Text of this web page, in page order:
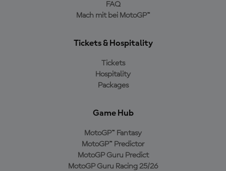
FAQ
Mach mit bei MotoGP™
Tickets & Hospitality
Tickets
Hospitality
Packages
Game Hub
MotoGP™ Fantasy
MotoGP™ Predictor
MotoGP Guru Predict
MotoGP Guru Racing 25/26